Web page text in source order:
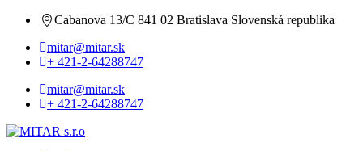
Cabanova 13/C 841 02 Bratislava Slovenská republika
mitar@mitar.sk
+ 421-2-64288747
mitar@mitar.sk
+ 421-2-64288747